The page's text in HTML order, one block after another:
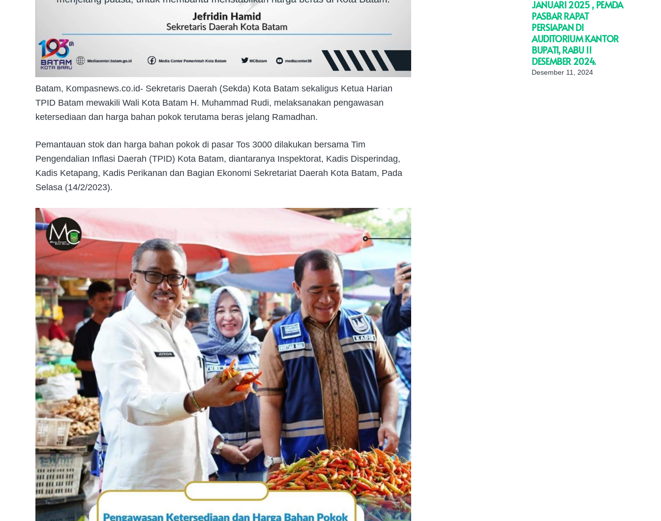
Batam, Kompasnews.co.id- Sekretaris Daerah (Sekda) Kota Batam sekaligus Ketua Harian
TPID Batam mewakili Wali Kota Batam H. Muhammad Rudi, melaksanakan pengawasan
ketersediaan dan harga bahan pokok terutama beras jelang Ramadhan.
Pemantauan stok dan harga bahan pokok di pasar Tos 3000 dilakukan bersama Tim
Pengendalian Inflasi Daerah (TPID) Kota Batam, diantaranya Inspektorat, Kadis Disperindag,
Kadis Ketapang, Kadis Perikanan dan Bagian Ekonomi Sekretariat Daerah Kota Batam, Pada
Selasa (14/2/2023).
JANUARI 2025 , PEMDA
PASBAR RAPAT
PERSIAPAN DI
AUDITORIUM KANTOR
BUPATI, RABU 11
DESEMBER 2024.
Desember 11, 2024